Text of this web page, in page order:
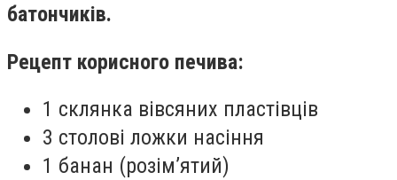
батончиків.
Рецепт корисного печива:
1 склянка вівсяних пластівців
3 столові ложки насіння
1 банан (розім’ятий)